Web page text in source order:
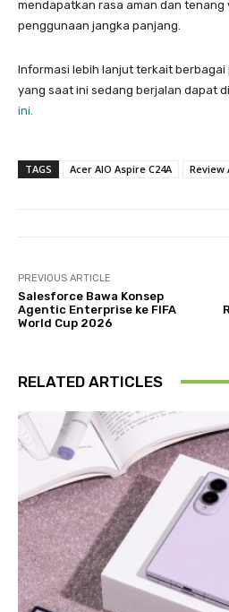
mendapatkan rasa aman dan tenang
penggunaan jangka panjang.
Informasi lebih lanjut terkait berbagai
yang saat ini sedang berjalan dapat
ini.
TAGS Acer AIO Aspire C24A Review
PREVIOUS ARTICLE
Salesforce Bawa Konsep
Agentic Enterprise ke FIFA
World Cup 2026
RELATED ARTICLES